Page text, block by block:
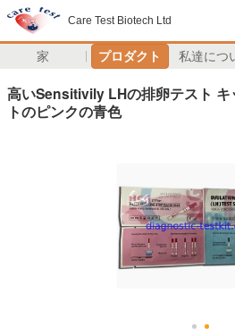
Care Test Biotech Ltd
家 プロダクト 私達につ
高いSensitivily LHの排卵テスト キ
トのピンクの青色